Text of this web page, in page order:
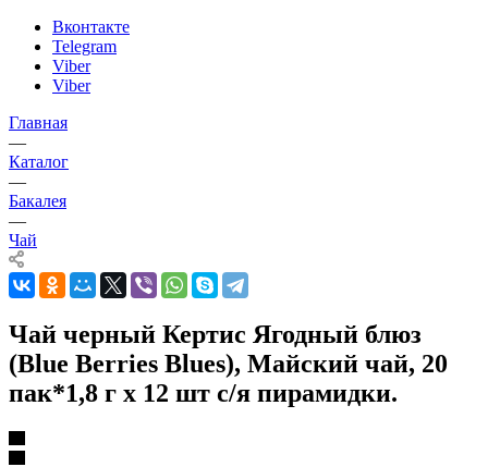
Вконтакте
Telegram
Viber
Viber
Главная
—
Каталог
—
Бакалея
—
Чай
Чай черный Кертис Ягодный блюз
(Blue Berries Blues), Майский чай, 20
пак*1,8 г х 12 шт с/я пирамидки.